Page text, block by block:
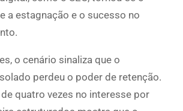
a estagnação e o sucesso no
o cenário sinaliza que o
perdeu o poder de retenção.
quatro vezes no interesse por